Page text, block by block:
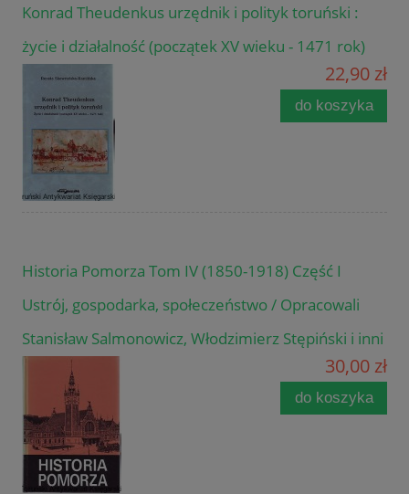
Konrad Theudenkus urzędnik i polityk toruński :
życie i działalność (początek XV wieku - 1471 rok)
22,90 zł
do koszyka
Historia Pomorza Tom IV (1850-1918) Część I
Ustrój, gospodarka, społeczeństwo / Opracowali
Stanisław Salmonowicz, Włodzimierz Stępiński i inni
30,00 zł
do koszyka